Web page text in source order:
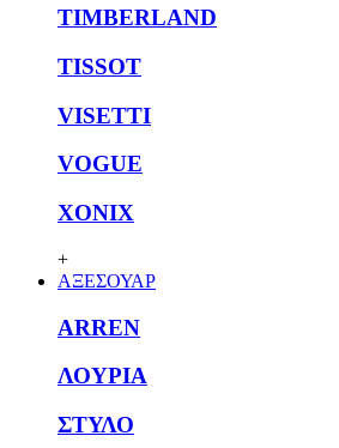
TIMBERLAND
TISSOT
VISETTI
VOGUE
XONIX
+
ΑΞΕΣΟΥΑΡ
ARREN
ΛΟΥΡΙΑ
ΣΤΥΛΟ